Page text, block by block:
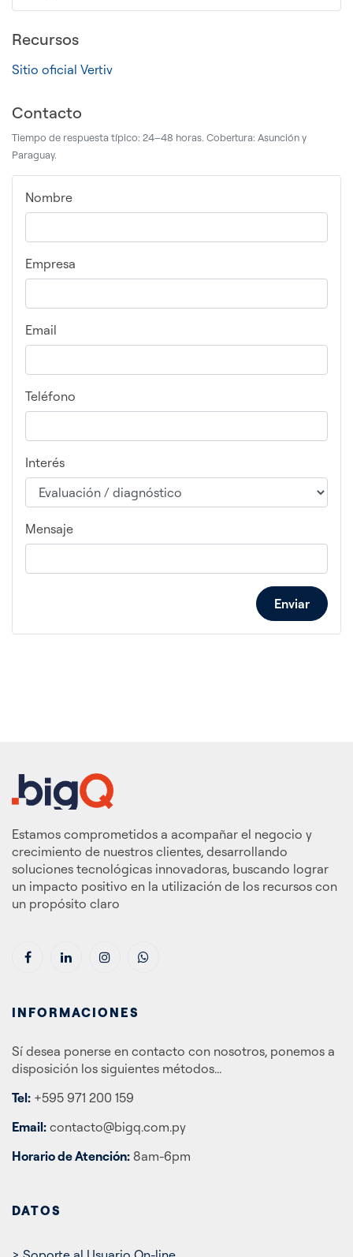
Recursos
Sitio oficial Vertiv
Contacto
Tiempo de respuesta típico: 24–48 horas. Cobertura: Asunción y
Paraguay.
Nombre
Empresa
Email
Teléfono
Interés
Mensaje
Enviar
Estamos comprometidos a acompañar el negocio y
crecimiento de nuestros clientes, desarrollando
soluciones tecnológicas innovadoras, buscando lograr
un impacto positivo en la utilización de los recursos con
un propósito claro
INFORMACIONES
Sí desea ponerse en contacto con nosotros, ponemos a
disposición los siguientes métodos...
Tel: +595 971 200 159
Email: contacto@bigq.com.py
Horario de Atención: 8am-6pm
DATOS